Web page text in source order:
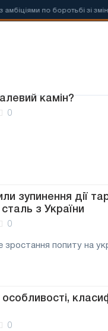
по боротьбі зі
камін?
0
зупинення дії
з України
0
зростання попиту на
0